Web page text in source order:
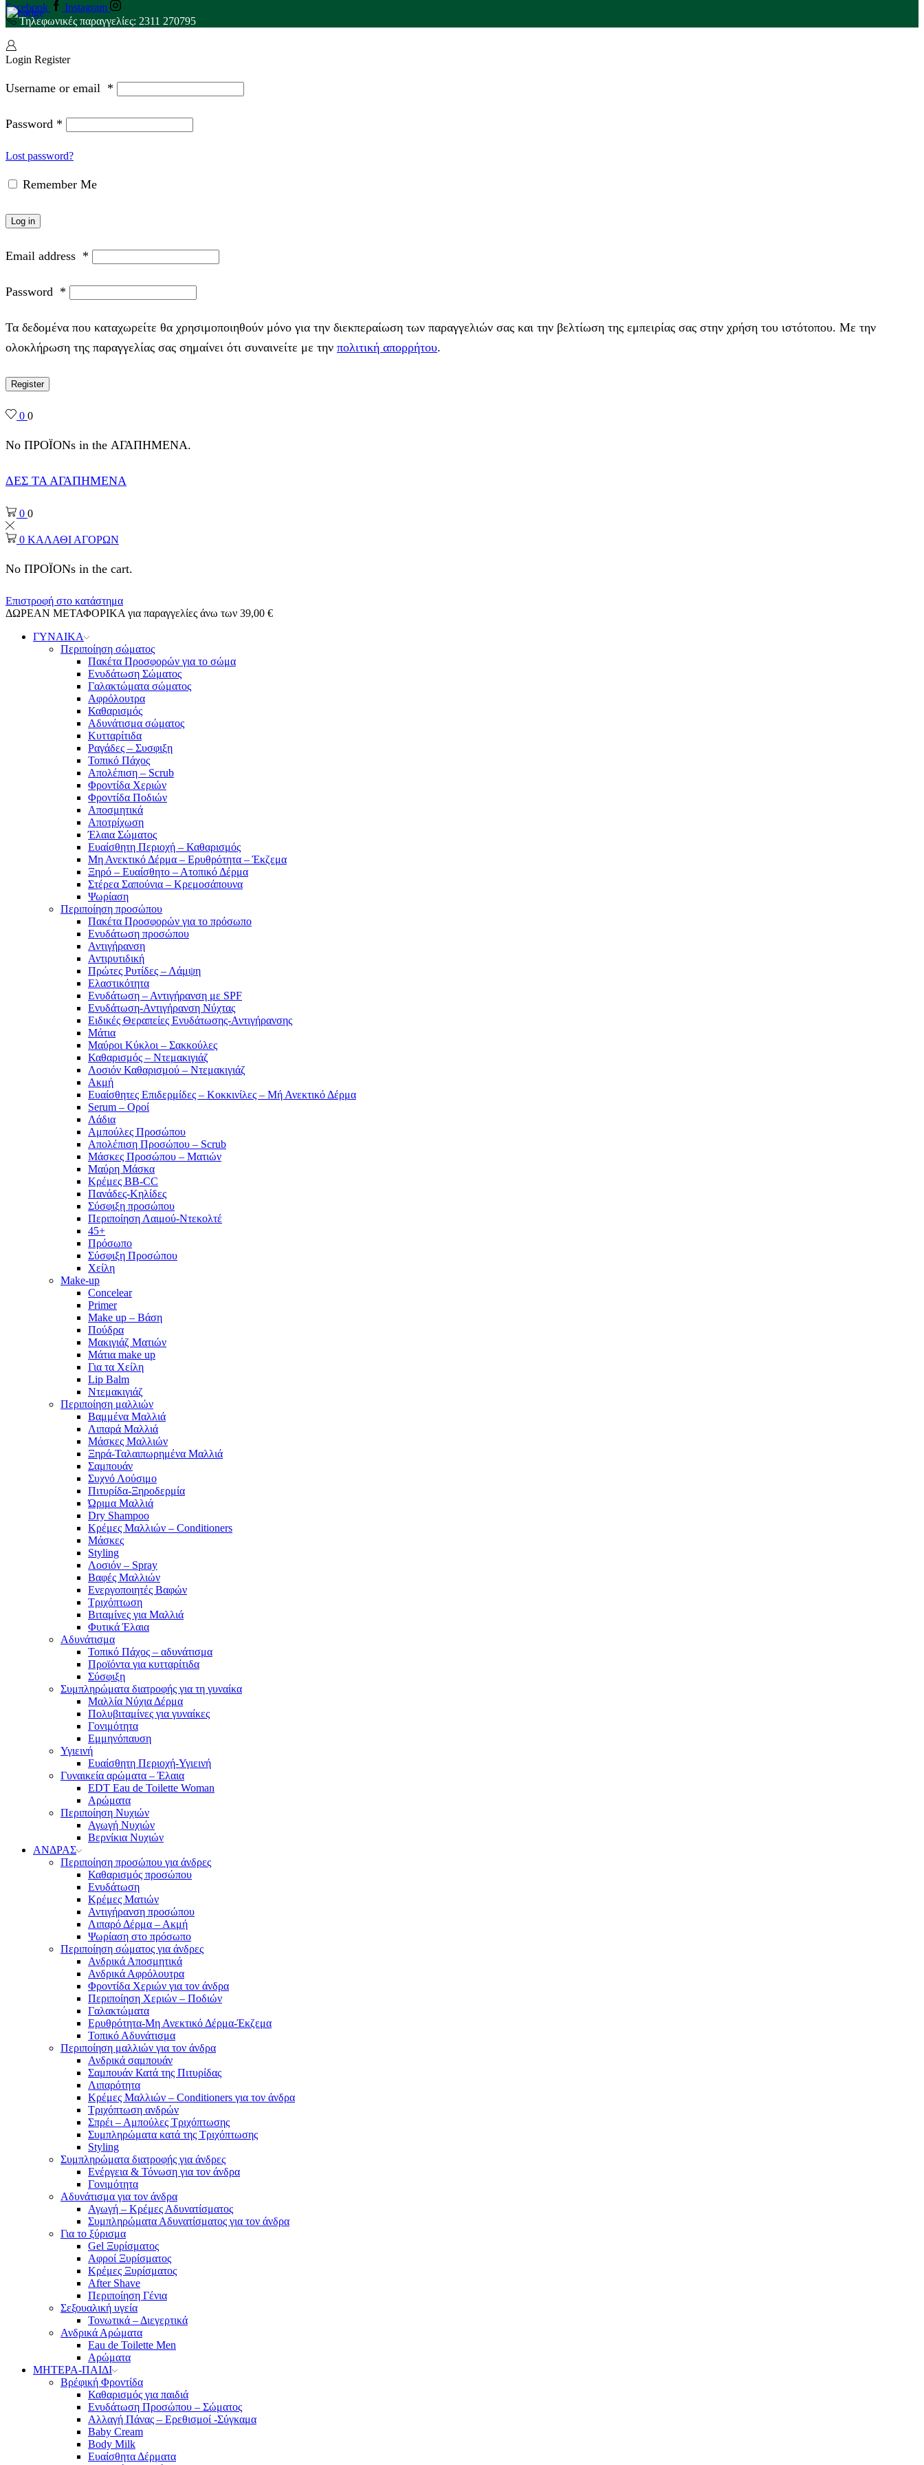
Facebook
Instagram
Τηλεφωνικές παραγγελίες: 2311 270795
Login Register
Username or email *
Password *
Lost password?
Remember Me
Log in
Email address *
Password *
Τα δεδομένα που καταχωρείτε θα χρησιμοποιηθούν μόνο για την διεκπεραίωση των παραγγελιών σας και την βελτίωση της εμπειρίας σας στην χρήση του ιστότοπου. Με την
ολοκλήρωση της παραγγελίας σας σημαίνει ότι συναινείτε με την πολιτική απορρήτου.
Register
0 0
No ΠΡΟΪΟΝs in the ΑΓΑΠΗΜΕΝΑ.
ΔΕΣ ΤΑ ΑΓΑΠΗΜΕΝΑ
0 0
0 ΚΑΛΑΘΙ ΑΓΟΡΩΝ
No ΠΡΟΪΟΝs in the cart.
Επιστροφή στο κατάστημα
ΔΩΡΕΑΝ ΜΕΤΑΦΟΡΙΚΑ για παραγγελίες άνω των 39,00 €
ΓΥΝΑΙΚΑ
Περιποίηση σώματος
Πακέτα Προσφορών για το σώμα
Ενυδάτωση Σώματος
Γαλακτώματα σώματος
Αφρόλουτρα
Καθαρισμός
Αδυνάτισμα σώματος
Κυτταρίτιδα
Ραγάδες – Συσφιξη
Τοπικό Πάχος
Απολέπιση – Scrub
Φροντίδα Χεριών
Φροντίδα Ποδιών
Αποσμητικά
Αποτρίχωση
Έλαια Σώματος
Ευαίσθητη Περιοχή – Καθαρισμός
Μη Ανεκτικό Δέρμα – Ερυθρότητα – Έκζεμα
Ξηρό – Ευαίσθητο – Ατοπικό Δέρμα
Στέρεα Σαπούνια – Κρεμοσάπουνα
Ψωρίαση
Περιποίηση προσώπου
Πακέτα Προσφορών για το πρόσωπο
Ενυδάτωση προσώπου
Αντιγήρανση
Αντιρυτιδική
Πρώτες Ρυτίδες – Λάμψη
Ελαστικότητα
Ενυδάτωση – Αντιγήρανση με SPF
Ενυδάτωση-Αντιγήρανση Νύχτας
Ειδικές Θεραπείες Ενυδάτωσης-Αντιγήρανσης
Μάτια
Μαύροι Κύκλοι – Σακκούλες
Καθαρισμός – Ντεμακιγιάζ
Λοσιόν Καθαρισμού – Ντεμακιγιάζ
Ακμή
Ευαίσθητες Επιδερμίδες – Κοκκινίλες – Μή Ανεκτικό Δέρμα
Serum – Οροί
Λάδια
Αμπούλες Προσώπου
Απολέπιση Προσώπου – Scrub
Μάσκες Προσώπου – Ματιών
Μαύρη Μάσκα
Κρέμες BB-CC
Πανάδες-Κηλίδες
Σύσφιξη προσώπου
Περιποίηση Λαιμού-Ντεκολτέ
45+
Πρόσωπο
Σύσφιξη Προσώπου
Χείλη
Make-up
Concelear
Primer
Make up – Βάση
Πούδρα
Μακιγιάζ Ματιών
Μάτια make up
Για τα Χείλη
Lip Balm
Ντεμακιγιάζ
Περιποίηση μαλλιών
Βαμμένα Μαλλιά
Λιπαρά Μαλλιά
Μάσκες Μαλλιών
Ξηρά-Ταλαιπωρημένα Μαλλιά
Σαμπουάν
Συχνό Λούσιμο
Πιτυρίδα-Ξηροδερμία
Ώριμα Μαλλιά
Dry Shampoo
Κρέμες Μαλλιών – Conditioners
Μάσκες
Styling
Λοσιόν – Spray
Βαφές Μαλλιών
Ενεργοποιητές Βαφών
Τριχόπτωση
Βιταμίνες για Μαλλιά
Φυτικά Έλαια
Αδυνάτισμα
Τοπικό Πάχος – αδυνάτισμα
Προϊόντα για κυτταρίτιδα
Σύσφιξη
Συμπληρώματα διατροφής για τη γυναίκα
Μαλλία Νύχια Δέρμα
Πολυβιταμίνες για γυναίκες
Γονιμότητα
Εμμηνόπαυση
Υγιεινή
Ευαίσθητη Περιοχή-Υγιεινή
Γυναικεία αρώματα – Έλαια
EDT Eau de Toilette Woman
Αρώματα
Περιποίηση Νυχιών
Αγωγή Νυχιών
Βερνίκια Νυχιών
ΑΝΔΡΑΣ
Περιποίηση προσώπου για άνδρες
Καθαρισμός προσώπου
Ενυδάτωση
Κρέμες Ματιών
Αντιγήρανση προσώπου
Λιπαρό Δέρμα – Ακμή
Ψωρίαση στο πρόσωπο
Περιποίηση σώματος για άνδρες
Ανδρικά Αποσμητικά
Ανδρικά Αφρόλουτρα
Φροντίδα Χεριών για τον άνδρα
Περιποίηση Χεριών – Ποδιών
Γαλακτώματα
Ερυθρότητα-Μη Ανεκτικό Δέρμα-Έκζεμα
Τοπικό Αδυνάτισμα
Περιποίηση μαλλιών για τον άνδρα
Ανδρικά σαμπουάν
Σαμπουάν Κατά της Πιτυρίδας
Λιπαρότητα
Κρέμες Μαλλιών – Conditioners για τον άνδρα
Τριχόπτωση ανδρών
Σπρέι – Αμπούλες Τριχόπτωσης
Συμπληρώματα κατά της Τριχόπτωσης
Styling
Συμπληρώματα διατροφής για άνδρες
Ενέργεια & Τόνωση για τον άνδρα
Γονιμότητα
Αδυνάτισμα για τον άνδρα
Αγωγή – Κρέμες Αδυνατίσματος
Συμπληρώματα Αδυνατίσματος για τον άνδρα
Για το ξύρισμα
Gel Ξυρίσματος
Αφροί Ξυρίσματος
Κρέμες Ξυρίσματος
After Shave
Περιποίηση Γένια
Σεξουαλική υγεία
Τονωτικά – Διεγερτικά
Ανδρικά Αρώματα
Eau de Toilette Men
Αρώματα
ΜΗΤΕΡΑ-ΠΑΙΔΙ
Βρέφική Φροντίδα
Καθαρισμός για παιδιά
Ενυδάτωση Προσώπου – Σώματος
Αλλαγή Πάνας – Ερεθισμοί -Σύγκαμα
Baby Cream
Body Milk
Ευαίσθητα Δέρματα